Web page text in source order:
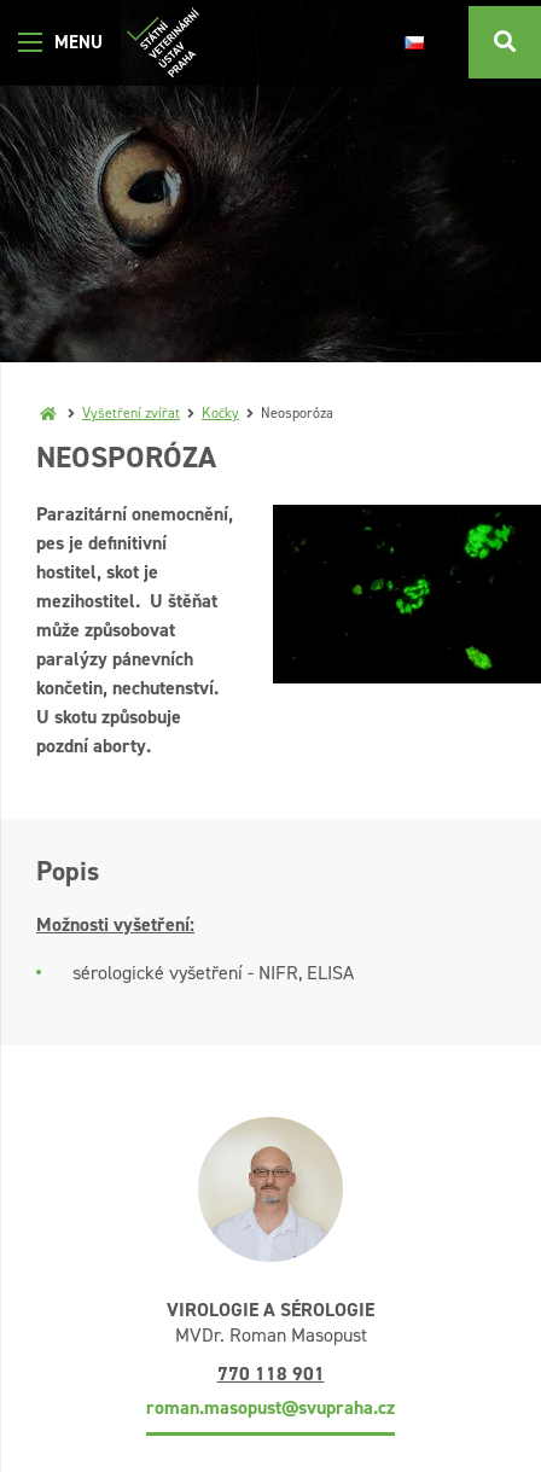
Vyšetření zvířat Kočky Neosporóza
NEOSPORÓZA
Parazitární onemocnění,
pes je definitivní
hostitel, skot je
mezihostitel. U štěňat
může způsobovat
paralýzy pánevních
končetin, nechutenství.
U skotu způsobuje
pozdní aborty.
Popis
Možnosti vyšetření:
sérologické vyšetření - NIFR, ELISA
VIROLOGIE A SÉROLOGIE
MVDr. Roman Masopust
770 118 901
roman.masopust@svupraha.cz